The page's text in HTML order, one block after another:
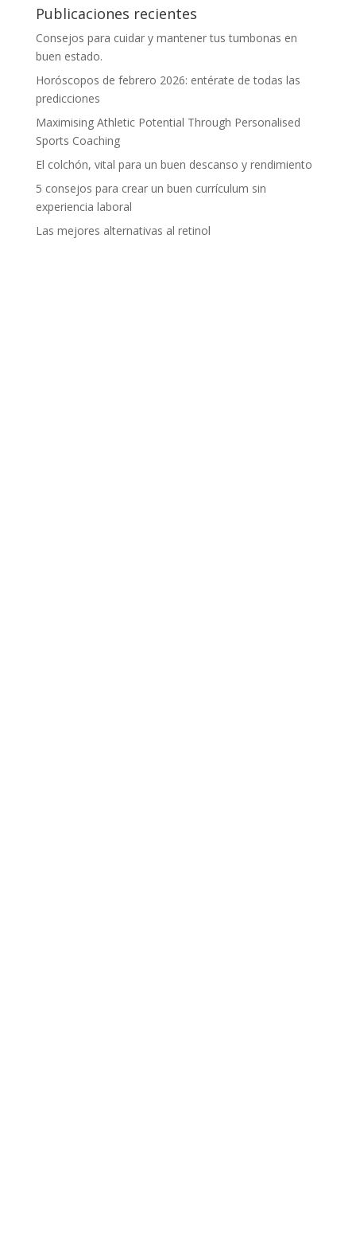
Publicaciones recientes
Consejos para cuidar y mantener tus tumbonas en
buen estado.
Horóscopos de febrero 2026: entérate de todas las
predicciones
Maximising Athletic Potential Through Personalised
Sports Coaching
El colchón, vital para un buen descanso y rendimiento
5 consejos para crear un buen currículum sin
experiencia laboral
Las mejores alternativas al retinol